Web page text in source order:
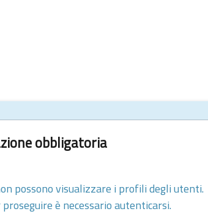
obbligatoria
possono visualizzare i profili degli utenti.
proseguire è necessario autenticarsi.